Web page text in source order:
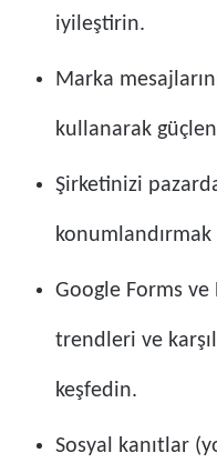
iyileştirin.
Marka
kullanarak
Şirketinizi
konumlandırmak
Google Forms
trendleri ve
keşfedin.
Sosyal kanıtlar